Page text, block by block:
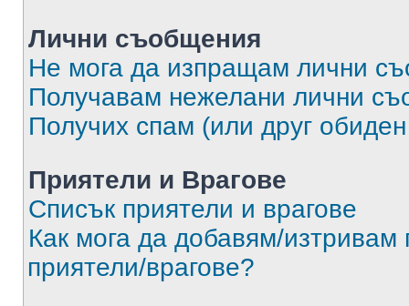
Лични съобщения
Не мога да изпращам лични
Получавам нежелани лични
Получих спам (или друг
Приятели и Врагове
Списък приятели и врагове
Как мога да добавям/изтривам
приятели/врагове?